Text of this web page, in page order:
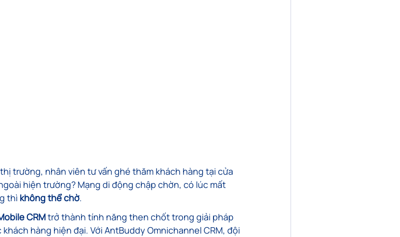
trường, nhân viên tư vấn ghé thăm khách hàng tại cửa
hiện trường? Mạng di động chập chờn, có lúc mất
thì không thể chờ.
CRM trở thành tính năng then chốt trong giải pháp
hàng hiện đại. Với AntBuddy Omnichannel CRM, đội